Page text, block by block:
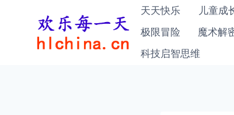
天天快乐 儿童成
极限冒险
魔术解
科技启智思维